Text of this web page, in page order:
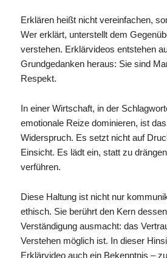
Erklären heißt nicht vereinfachen,
Wer erklärt, unterstellt dem
verstehen. Erklärvideos entstehen
Grundgedanken heraus: Sie sind
Respekt.
In einer Wirtschaft, in der
emotionale Reize dominieren, ist
Widerspruch. Es setzt nicht auf
Einsicht. Es lädt ein, statt zu
verführen.
Diese Haltung ist nicht nur
ethisch. Sie berührt den Kern
Verständigung ausmacht: das
Verstehen möglich ist. In dieser
Erklärvideo auch ein Bekenntnis –